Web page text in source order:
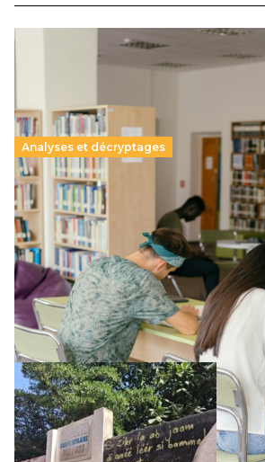
Analyses et décryptages
Supérieur privé : une dérive qui
promesse républicaine
11 juillet 2026-
Le projet de loi sur la régulation de
supérieur privé met en lumière
qui relègue l’acte pédagogique au
Lire la suite →